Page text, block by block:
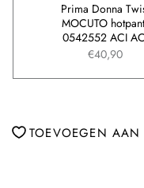
Prima Donna
MOCUTO
0542552 ACI
€40,90
TOEVOEGEN AAN